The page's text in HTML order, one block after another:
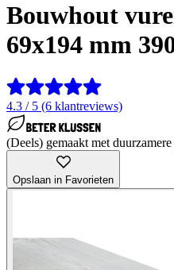
Bouwhout
69x194 mm
4.3 / 5 (6 klantreviews)
(Deels) gemaakt met
Opslaan in Favorieten